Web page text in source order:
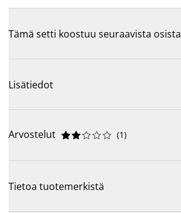
Tämä setti koostuu seuraavista osista
Lisätiedot
Arvostelut 




 (1)
Tietoa tuotemerkistä